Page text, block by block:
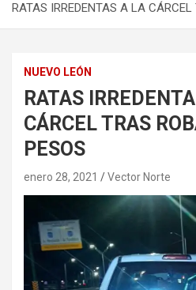
RATAS IRREDENTAS A LA
NUEVO LEÓN
RATAS
CÁRCEL TRAS
PESOS
enero 28, 2021 Vector Norte